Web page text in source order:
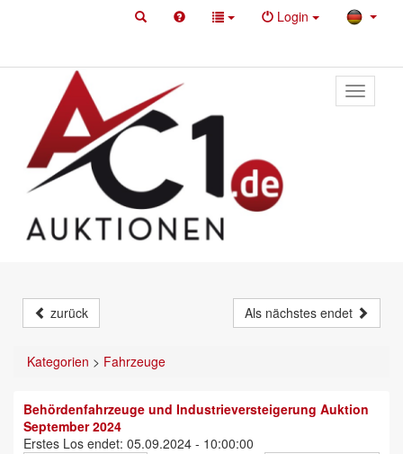
Login
Toggle
primary
zurück Als nächstes endet
Kategorien > Fahrzeuge
Behördenfahrzeuge und Industrieversteigerung Auktion
September 2024
Erstes Los endet: 05.09.2024 - 10:00:00